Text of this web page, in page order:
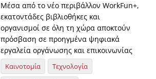
Μέσα από το νέο περιβάλλον WorkFun+,
εκατοντάδες βιβλιοθήκες και
οργανισμοί σε όλη τη χώρα αποκτούν
πρόσβαση σε προηγμένα ψηφιακά
εργαλεία οργάνωσης και επικοινωνίας
Καινοτομία
Τεχνολογία